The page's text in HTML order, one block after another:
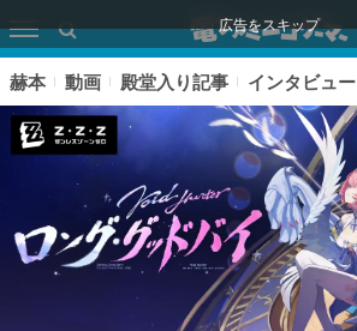
広告をスキップ
赫本 動画 殿堂入り記事 インタビュー